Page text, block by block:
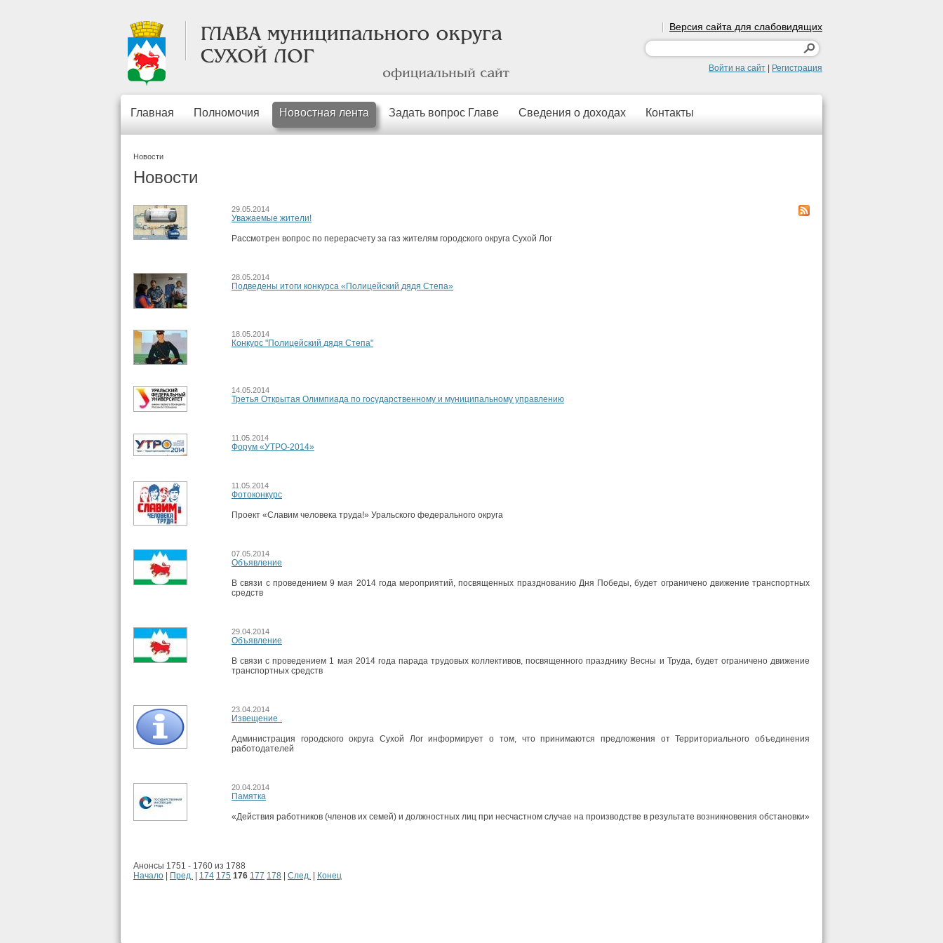
Версия сайта для слабовидящих
Войти на сайт Регистрация
Главная Полномочия Новостная лента Задать вопрос Главе Сведения о доходах Контакты
Новости
Новости
29.05.2014
Уважаемые жители!
Рассмотрен вопрос по перерасчету за газ жителям городского округа Сухой Лог
28.05.2014
Подведены итоги конкурса «Полицейский дядя Степа»
18.05.2014
Конкурс "Полицейский дядя Степа"
14.05.2014
Третья Открытая Олимпиада по государственному и муниципальному управлению
11.05.2014
Форум «УТРО-2014»
11.05.2014
Фотоконкурс
Проект «Славим человека труда!» Уральского федерального округа
07.05.2014
Объявление
В связи с проведением 9 мая 2014 года мероприятий, посвященных празднованию Дня Победы, будет ограничено движение транспортных
средств
29.04.2014
Объявление
В связи с проведением 1 мая 2014 года парада трудовых коллективов, посвященного празднику Весны и Труда, будет ограничено движение
транспортных средств
23.04.2014
Извещение .
Администрация городского округа Сухой Лог информирует о том, что принимаются предложения от Территориального объединения
работодателей
20.04.2014
Памятка
«Действия работников (членов их семей) и должностных лиц при несчастном случае на производстве в результате возникновения обстановки»
Анонсы 1751 - 1760 из 1788
Начало
Пред. 174 175 176 177 178 След. Конец